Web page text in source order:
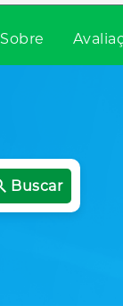
Sobre
Buscar